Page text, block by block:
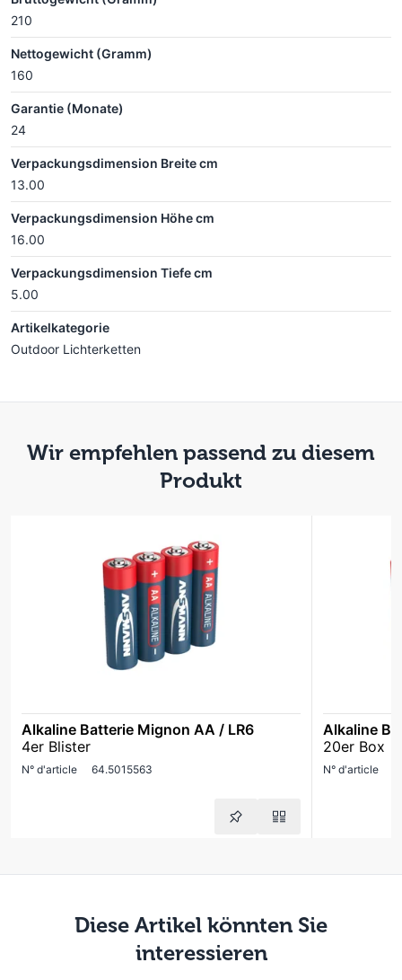
210
Nettogewicht (Gramm)
160
Garantie (Monate)
24
Verpackungsdimension Breite cm
13.00
Verpackungsdimension Höhe cm
16.00
Verpackungsdimension Tiefe cm
5.00
Artikelkategorie
Outdoor Lichterketten
Wir empfehlen passend zu diesem
Produkt
Alkaline Batterie Mignon AA / LR6
4er Blister
N° d'article 64.5015563
Alkaline
20er Box
N° d'article
Diese Artikel könnten Sie
interessieren